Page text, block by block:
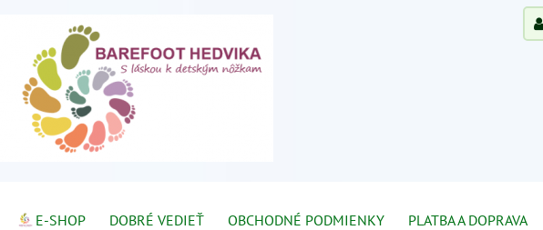
E-SHOP DOBRÉ VEDIEŤ OBCHODNÉ PODMIENKY PLATBA A DOPRAVA